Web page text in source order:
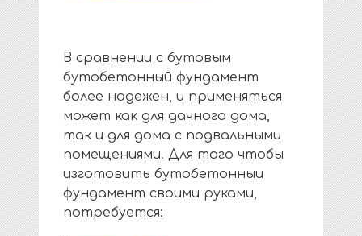
В сравнении с бутовым
бутобетонный фундамент
более надежен, и применяться
может как для дачного дома,
так и для дома с подвальными
помещениями. Для того чтобы
изготовить бутобетонныи
фундамент своими руками,
потребуется: